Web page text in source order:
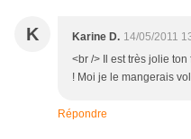
K Karine D. 14/05/2011
<br /> Il est très jolie
! Moi je le mangerais
Répondre